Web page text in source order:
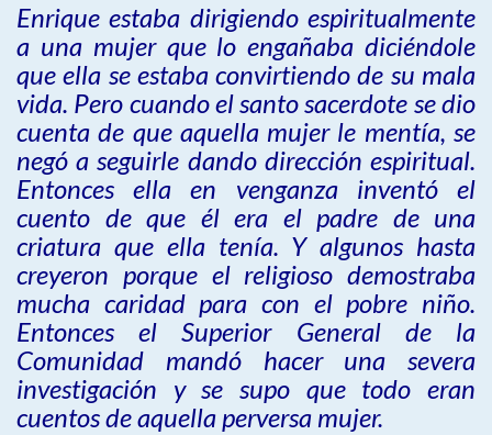
Enrique estaba dirigiendo espiritualmente
a una mujer que lo engañaba diciéndole
que ella se estaba convirtiendo de su mala
vida. Pero cuando el santo sacerdote se dio
cuenta de que aquella mujer le mentía, se
negó a seguirle dando dirección espiritual.
Entonces ella en venganza inventó el
cuento de que él era el padre de una
criatura que ella tenía. Y algunos hasta
creyeron porque el religioso demostraba
mucha caridad para con el pobre niño.
Entonces el Superior General de la
Comunidad mandó hacer una severa
investigación y se supo que todo eran
cuentos de aquella perversa mujer.